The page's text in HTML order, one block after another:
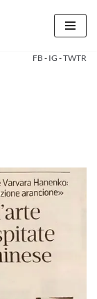
FB - IG -TWTR